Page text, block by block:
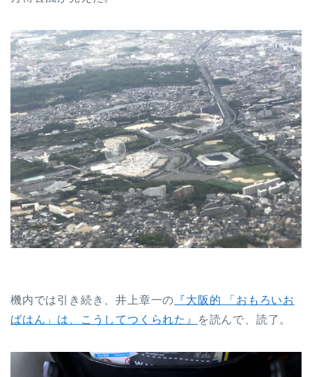
機内では引き続き、井上章一の 『大阪的 「おもろいお
ばはん」は、こうしてつくられた』
を読んで、読了。